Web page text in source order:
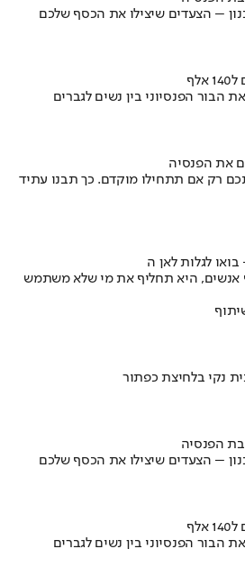
– הצעדים שיצילו את הכסף שלכם
הבור הפנסיוני בין נשים לגברים
את הפנסיה
רק אם תתחילו מוקדם. כך תבנו עתיד
אנשים, היא תחליף את מי שלא משתמש
נקי בלחיצת כפתור
הפנסיה
– הצעדים שיצילו את הכסף שלכם
הבור הפנסיוני בין נשים לגברים